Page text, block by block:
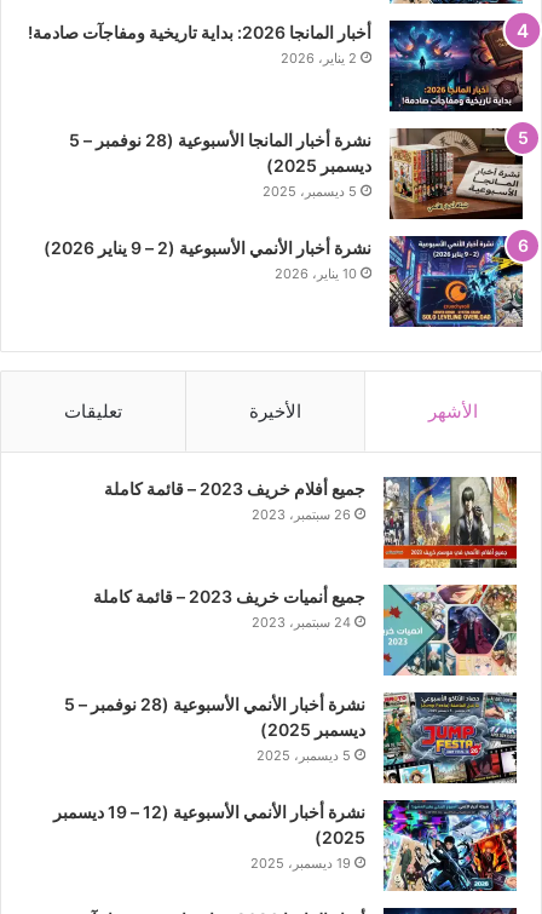
أخبار المانجا 2026: بداية تاريخية ومفاجآت صادمة!
2 يناير، 2026
نشرة أخبار المانجا الأسبوعية (28 نوفمبر – 5
ديسمبر 2025)
5 ديسمبر، 2025
نشرة أخبار الأنمي الأسبوعية (2 – 9 يناير 2026)
10 يناير، 2026
الأشهر الأخيرة تعليقات
جميع أفلام خريف 2023 – قائمة كاملة
26 سبتمبر، 2023
جميع أنميات خريف 2023 – قائمة كاملة
24 سبتمبر، 2023
نشرة أخبار الأنمي الأسبوعية (28 نوفمبر – 5
ديسمبر 2025)
5 ديسمبر، 2025
نشرة أخبار الأنمي الأسبوعية (12 – 19 ديسمبر
2025)
19 ديسمبر، 2025